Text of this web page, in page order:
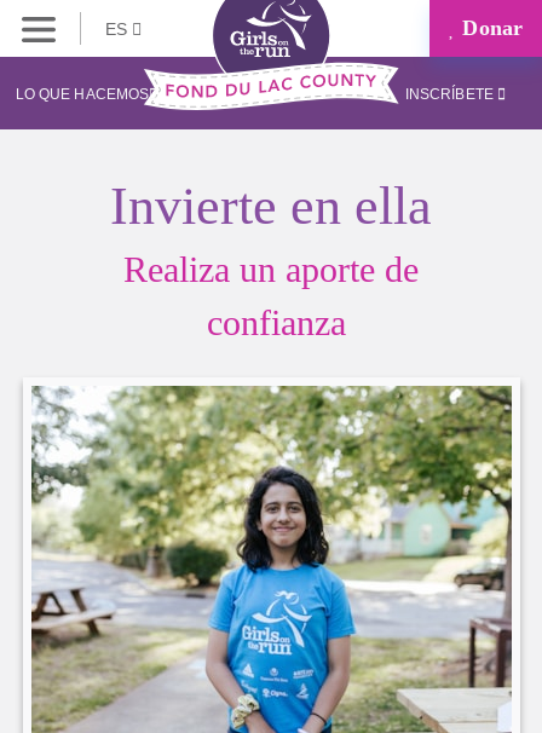
ES Donar
LO QUE HACEMOS INSCRÍBETE
Invierte en ella
Realiza un aporte de
confianza